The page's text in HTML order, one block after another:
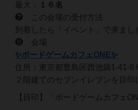
最大：
１６名
❼ この会場の受付方法
到着したら「イベント」で来ま
❽ 会場
✨ボードゲームカフェONE✨
住所：東京都豊島区西池袋1-41-8
２階建てのセブンイレブンを目
【目印】「ボードゲームカフェ